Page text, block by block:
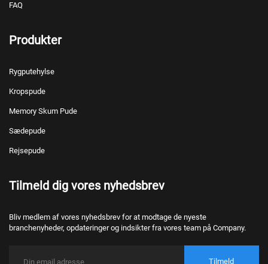
FAQ
Produkter
Rygputehylse
Kropspude
Memory Skum Pude
Sædepude
Rejsepude
Tilmeld dig vores nyhedsbrev
Bliv medlem af vores nyhedsbrev for at modtage de nyeste
branchenyheder, opdateringer og indsikter fra vores team på Company.
Tilmeld